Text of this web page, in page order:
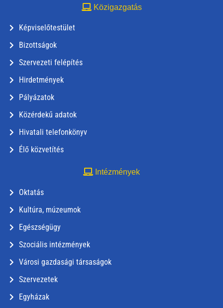
Közigazgatás
Képviselőtestület
Bizottságok
Szervezeti felépítés
Hirdetmények
Pályázatok
Közérdekű adatok
Hivatali telefonkönyv
Élő közvetítés
Intézmények
Oktatás
Kultúra, múzeumok
Egészségügy
Szociális intézmények
Városi gazdasági társaságok
Szervezetek
Egyházak